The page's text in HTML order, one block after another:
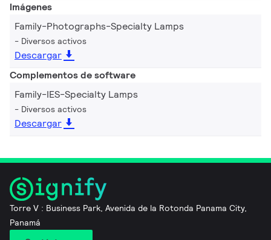
Imágenes
Family-Photographs-Specialty Lamps
Diversos activos
Descargar
Complementos de software
Family-IES-Specialty Lamps
Diversos activos
Descargar
Torre V : Business Park, Avenida de la Rotonda Panama City,
Panamá